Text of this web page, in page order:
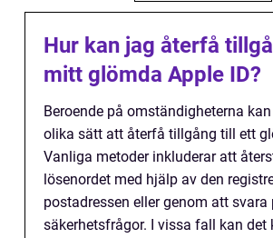
Hur kan jag återfå
mitt glömda Apple ID?
Beroende på omständigheterna
olika sätt att återfå tillgång till ett
Vanliga metoder inkluderar att
lösenordet med hjälp av den
postadressen eller genom att svara
säkerhetsfrågor. I vissa fall kan det